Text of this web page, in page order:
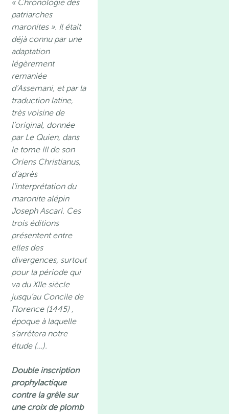
« Chronologie des
patriarches
maronites ». Il était
déjà connu par une
adaptation
légèrement
remaniée
d’Assemani, et par la
traduction latine,
très voisine de
l’original, donnée
par Le Quien, dans
le tome III de son
Oriens Christianus,
d’après
l’interprétation du
maronite alépin
Joseph Ascari. Ces
trois éditions
présentent entre
elles des
divergences, surtout
pour la période qui
va du XIIe siècle
jusqu’au Concile de
Florence (1445) ,
époque à laquelle
s’arrêtera notre
étude (…).
Double inscription
prophylactique
contre la grêle sur
une croix de plomb